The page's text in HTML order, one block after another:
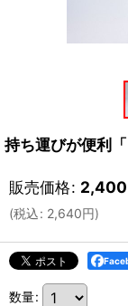
持ち運びが便利
販売価格: 2,400
(税込: 2,640円)
数量: